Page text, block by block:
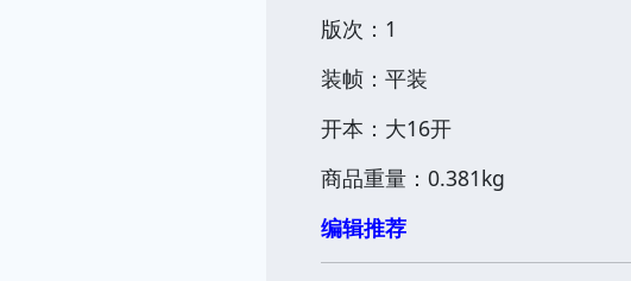
版次：1
装帧：平装
开本：大16开
商品重量：0.381kg
编辑推荐